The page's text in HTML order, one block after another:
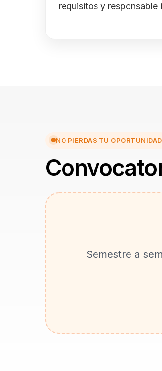
requisitos y responsable
NO PIERDAS TU OPORTUNIDAD
Semestre a